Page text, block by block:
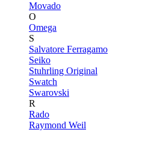
Movado
O
Omega
S
Salvatore Ferragamo
Seiko
Stuhrling Original
Swatch
Swarovski
R
Rado
Raymond Weil